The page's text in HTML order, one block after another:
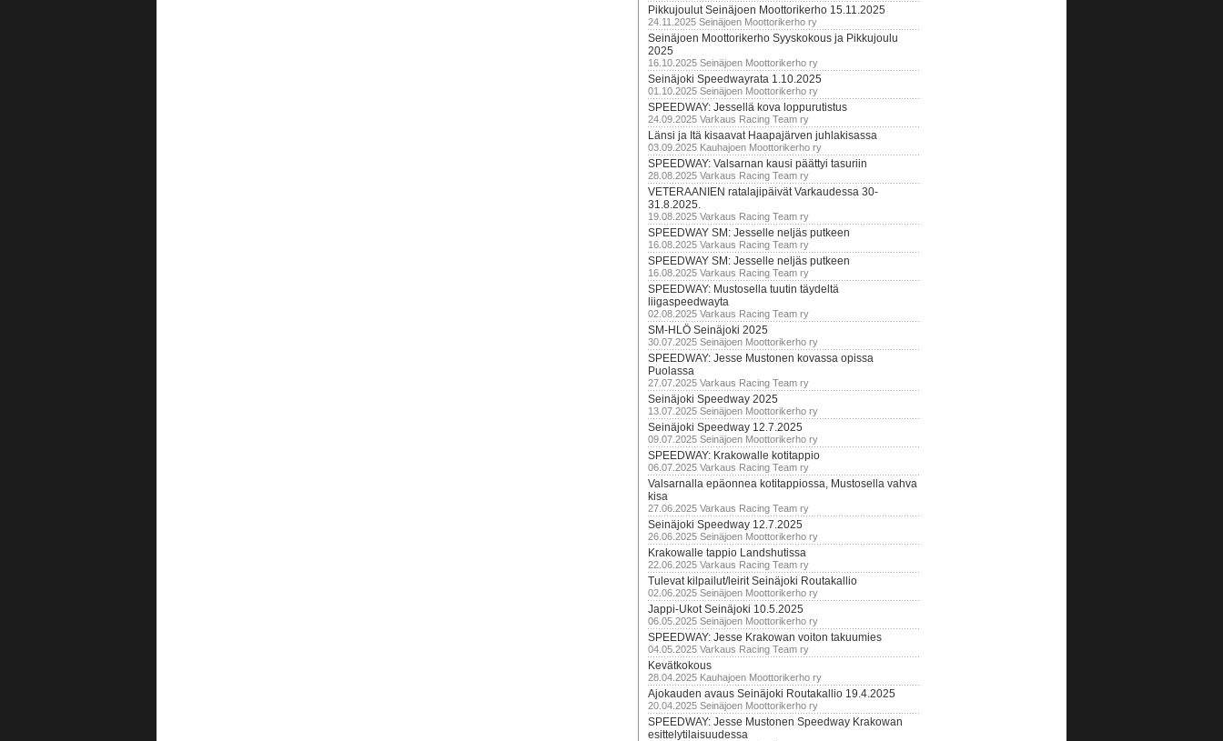
Pikkujoulut Seinäjoen Moottorikerho 15.11.2025
24.11.2025 Seinäjoen Moottorikerho ry
Seinäjoen Moottorikerho Syyskokous ja Pikkujoulu
2025
16.10.2025 Seinäjoen Moottorikerho ry
Seinäjoki Speedwayrata 1.10.2025
01.10.2025 Seinäjoen Moottorikerho ry
SPEEDWAY: Jessellä kova loppurutistus
24.09.2025 Varkaus Racing Team ry
Länsi ja Itä kisaavat Haapajärven juhlakisassa
03.09.2025 Kauhajoen Moottorikerho ry
SPEEDWAY: Valsarnan kausi päättyi tasuriin
28.08.2025 Varkaus Racing Team ry
VETERAANIEN ratalajipäivät Varkaudessa 30-
31.8.2025.
19.08.2025 Varkaus Racing Team ry
SPEEDWAY SM: Jesselle neljäs putkeen
16.08.2025 Varkaus Racing Team ry
SPEEDWAY SM: Jesselle neljäs putkeen
16.08.2025 Varkaus Racing Team ry
SPEEDWAY: Mustosella tuutin täydeltä
liigaspeedwayta
02.08.2025 Varkaus Racing Team ry
SM-HLÖ Seinäjoki 2025
30.07.2025 Seinäjoen Moottorikerho ry
SPEEDWAY: Jesse Mustonen kovassa opissa
Puolassa
27.07.2025 Varkaus Racing Team ry
Seinäjoki Speedway 2025
13.07.2025 Seinäjoen Moottorikerho ry
Seinäjoki Speedway 12.7.2025
09.07.2025 Seinäjoen Moottorikerho ry
SPEEDWAY: Krakowalle kotitappio
06.07.2025 Varkaus Racing Team ry
Valsarnalla epäonnea kotitappiossa, Mustosella vahva
kisa
27.06.2025 Varkaus Racing Team ry
Seinäjoki Speedway 12.7.2025
26.06.2025 Seinäjoen Moottorikerho ry
Krakowalle tappio Landshutissa
22.06.2025 Varkaus Racing Team ry
Tulevat kilpailut/leirit Seinäjoki Routakallio
02.06.2025 Seinäjoen Moottorikerho ry
Jappi-Ukot Seinäjoki 10.5.2025
06.05.2025 Seinäjoen Moottorikerho ry
SPEEDWAY: Jesse Krakowan voiton takuumies
04.05.2025 Varkaus Racing Team ry
Kevätkokous
28.04.2025 Kauhajoen Moottorikerho ry
Ajokauden avaus Seinäjoki Routakallio 19.4.2025
20.04.2025 Seinäjoen Moottorikerho ry
SPEEDWAY: Jesse Mustonen Speedway Krakowan
esittelytilaisuudessa